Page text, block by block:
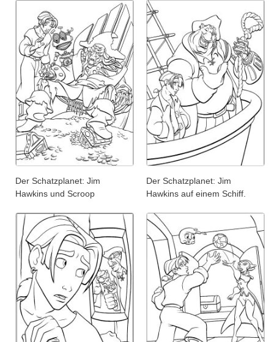
Der Schatzplanet: Jim
Hawkins und Scroop
Der Schatzplanet: Jim
Hawkins auf einem Schiff.